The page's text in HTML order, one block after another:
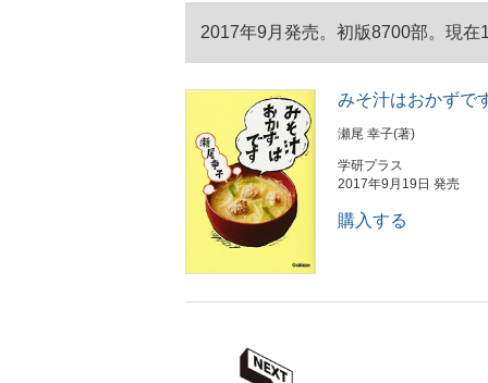
2017年9月発売。初版8700部。現在
みそ汁はおかずで
瀬尾 幸子(著)
学研プラス
2017年9月19日 発売
購入する